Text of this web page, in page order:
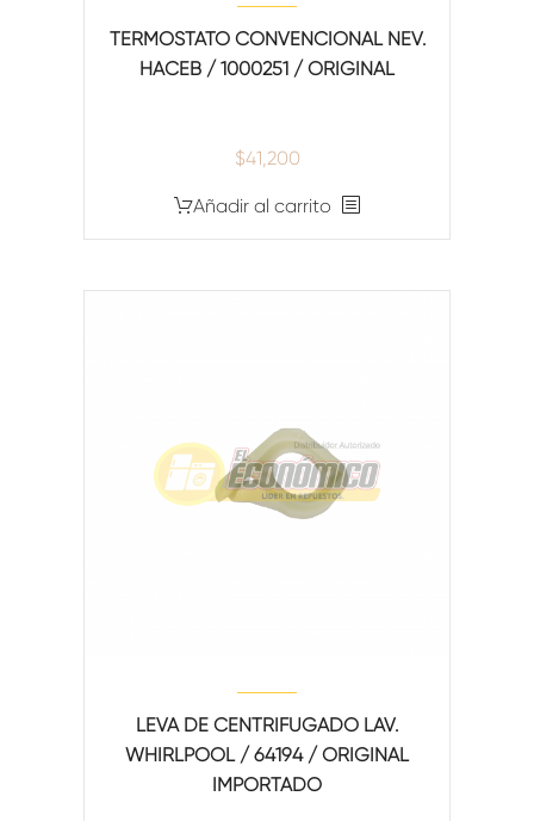
TERMOSTATO CONVENCIONAL NEV.
HACEB / 1000251 / ORIGINAL
$41,200
Añadir al carrito
LEVA DE CENTRIFUGADO LAV.
WHIRLPOOL / 64194 / ORIGINAL
IMPORTADO